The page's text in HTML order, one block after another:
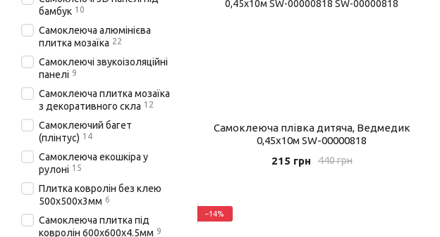
Самоклеюча плівка дитяча, Ведмедик
0,45х10м SW-00000818
440 грн
215 грн
−14%
бамбук 10
Самоклеюча алюмінієва
плитка мозаїка 22
Самоклеючі звукоізоляційні
панелі 9
Самоклеюча плитка мозаїка
з декоративного скла 12
Самоклеючий багет
(плінтус) 14
Самоклеюча екошкіра у
рулоні 15
Плитка ковролін без клею
500х500х3мм 6
Самоклеюча плитка під
ковролін 600х600х4.5мм 9